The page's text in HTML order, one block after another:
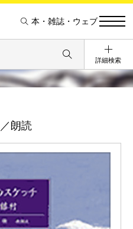
本・雑誌・ウェブ
詳細検索
／朗読